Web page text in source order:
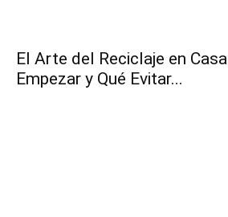
El Arte del Reciclaje en
Empezar y Qué Evitar...